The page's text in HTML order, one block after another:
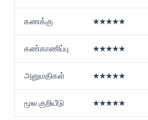
கணக்கு ★★★★★
கண்காணிப்பு ★★★★★
அனுமதிகள் ★★★★★
மூல குறியீடு ★★★★★